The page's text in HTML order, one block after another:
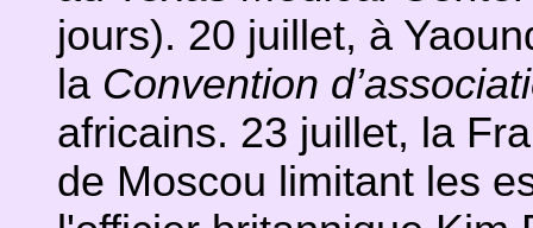
jours). 20 juillet, à
la Convention
africains. 23 juillet, la
de Moscou limitant les